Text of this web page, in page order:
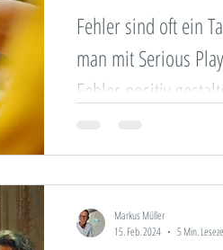
Fehler sind oft ein
man mit Serious
Fehler positiv
Markus Müller
15. Feb. 2024
5 Min.